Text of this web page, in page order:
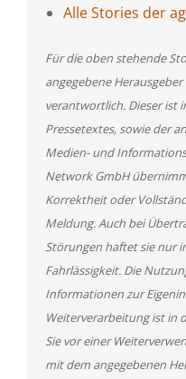
Alle Stories der
Für die oben stehende
angegebene
verantwortlich. Dieser ist
Pressetextes, sowie der
Medien- und
Network GmbH
Korrektheit oder
Meldung. Auch bei
Störungen haftet sie nur
Fahrlässigkeit. Die
Informationen zur
Weiterverarbeitung ist in
Sie vor einer
mit dem angegebenen